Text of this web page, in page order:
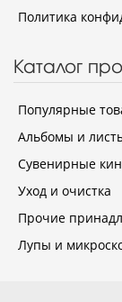
Политика
Каталог
Популярные
Альбомы и
Сувенирные
Уход и очистка
Прочие
Лупы и